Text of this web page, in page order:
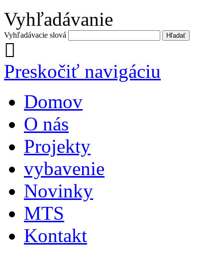
Vyhľadávanie
Vyhľadávacie slová
Preskočiť navigáciu
Domov
O nás
Projekty
vybavenie
Novinky
MTS
Kontakt